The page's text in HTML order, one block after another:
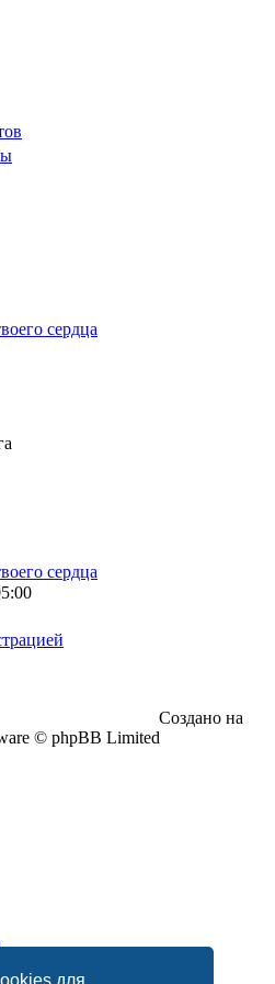
для
сердца
сердца
Создано на
© phpBB Limited